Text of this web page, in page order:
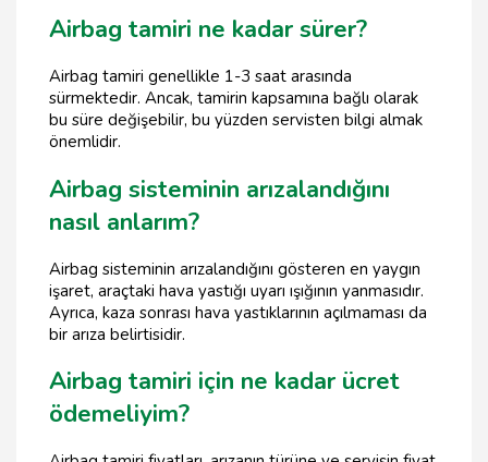
Airbag tamiri ne kadar sürer?
Airbag tamiri genellikle 1-3 saat arasında
sürmektedir. Ancak, tamirin kapsamına bağlı olarak
bu süre değişebilir, bu yüzden servisten bilgi almak
önemlidir.
Airbag sisteminin arızalandığını
nasıl anlarım?
Airbag sisteminin arızalandığını gösteren en yaygın
işaret, araçtaki hava yastığı uyarı ışığının yanmasıdır.
Ayrıca, kaza sonrası hava yastıklarının açılmaması da
bir arıza belirtisidir.
Airbag tamiri için ne kadar ücret
ödemeliyim?